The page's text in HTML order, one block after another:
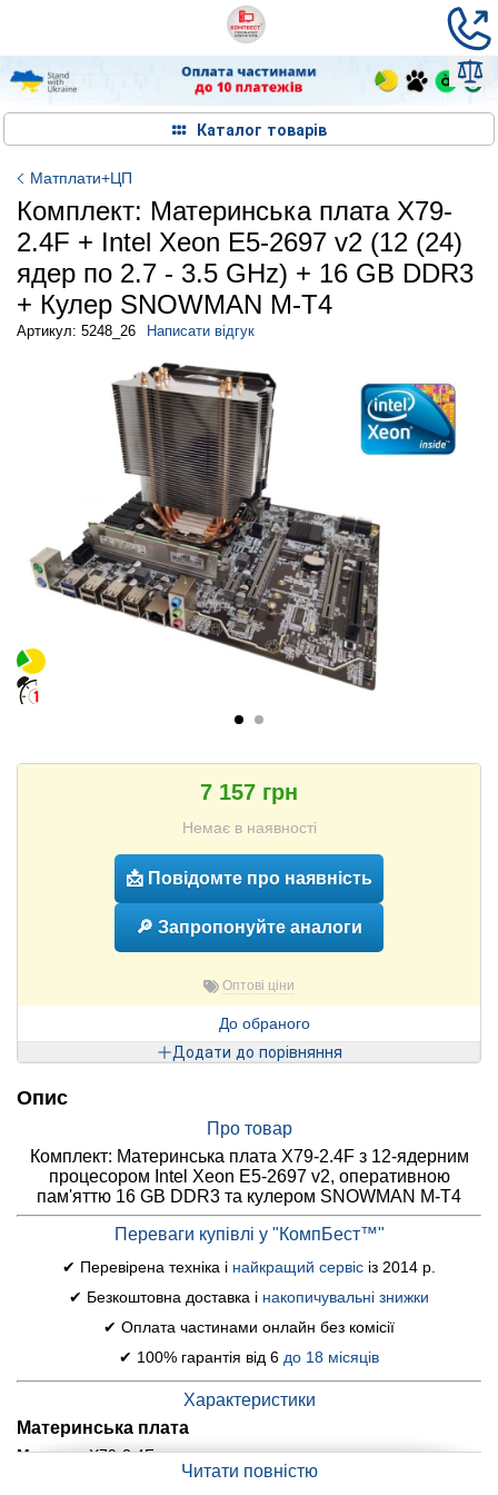
Каталог товарів
Матплати+ЦП
Комплект: Материнська плата X79-
2.4F + Intel Xeon E5-2697 v2 (12 (24)
ядер по 2.7 - 3.5 GHz) + 16 GB DDR3
+ Кулер SNOWMAN M-T4
Артикул: 5248_26 Написати відгук
7 157 грн
Немає в наявності
📩 Повідомте про наявність
🔎 Запропонуйте аналоги
Оптові ціни
До обраного
Додати до порівняння
Опис
Про товар
Комплект: Материнська плата X79-2.4F з 12-ядерним
процесором Intel Xeon E5-2697 v2, оперативною
пам'яттю 16 GB DDR3 та кулером SNOWMAN M-T4
Переваги купівлі у "КомпБест™"
✔ Перевірена техніка і найкращий сервіс із 2014 р.
✔ Безкоштовна доставка і накопичувальні знижки
✔ Оплата частинами онлайн без комісії
✔ 100% гарантія від 6 до 18 місяців
Характеристики
Материнська плата
Модель:X79-2.4F
Читати повністю